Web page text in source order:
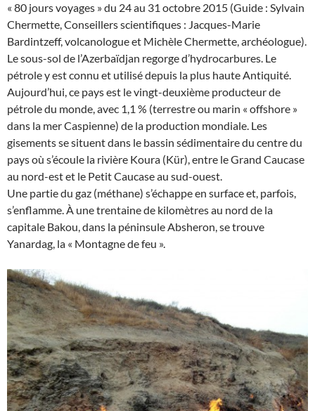
« 80 jours voyages » du 24 au 31 octobre 2015 (Guide : Sylvain
Chermette, Conseillers scientifiques : Jacques-Marie
Bardintzeff, volcanologue et Michèle Chermette, archéologue).
Le sous-sol de l’Azerbaïdjan regorge d’hydrocarbures. Le
pétrole y est connu et utilisé depuis la plus haute Antiquité.
Aujourd’hui, ce pays est le vingt-deuxième producteur de
pétrole du monde, avec 1,1 % (terrestre ou marin « offshore »
dans la mer Caspienne) de la production mondiale. Les
gisements se situent dans le bassin sédimentaire du centre du
pays où s’écoule la rivière Koura (Kür), entre le Grand Caucase
au nord-est et le Petit Caucase au sud-ouest.
Une partie du gaz (méthane) s’échappe en surface et, parfois,
s’enflamme. À une trentaine de kilomètres au nord de la
capitale Bakou, dans la péninsule Absheron, se trouve
Yanardag, la « Montagne de feu ».